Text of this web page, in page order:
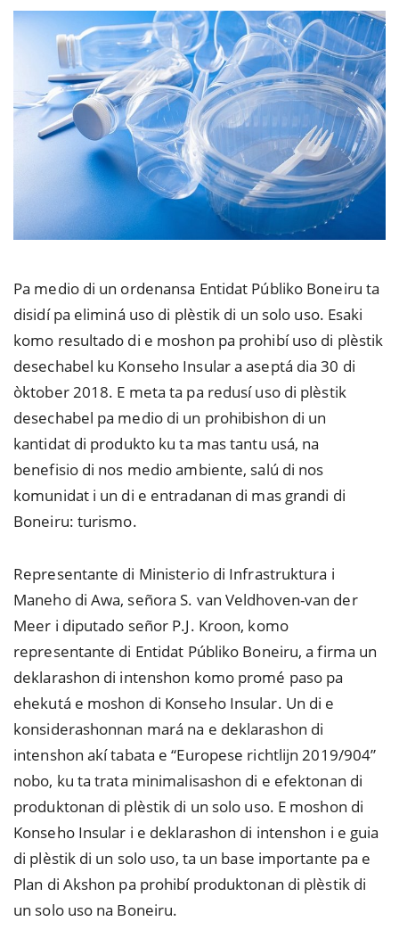
Pa medio di un ordenansa Entidat Públiko Boneiru ta
disidí pa eliminá uso di plèstik di un solo uso. Esaki
komo resultado di e moshon pa prohibí uso di plèstik
desechabel ku Konseho Insular a aseptá dia 30 di
òktober 2018. E meta ta pa redusí uso di plèstik
desechabel pa medio di un prohibishon di un
kantidat di produkto ku ta mas tantu usá, na
benefisio di nos medio ambiente, salú di nos
komunidat i un di e entradanan di mas grandi di
Boneiru: turismo.
Representante di Ministerio di Infrastruktura i
Maneho di Awa, señora S. van Veldhoven-van der
Meer i diputado señor P.J. Kroon, komo
representante di Entidat Públiko Boneiru, a firma un
deklarashon di intenshon komo promé paso pa
ehekutá e moshon di Konseho Insular. Un di e
konsiderashonnan mará na e deklarashon di
intenshon akí tabata e “Europese richtlijn 2019/904”
nobo, ku ta trata minimalisashon di e efektonan di
produktonan di plèstik di un solo uso. E moshon di
Konseho Insular i e deklarashon di intenshon i e guia
di plèstik di un solo uso, ta un base importante pa e
Plan di Akshon pa prohibí produktonan di plèstik di
un solo uso na Boneiru.